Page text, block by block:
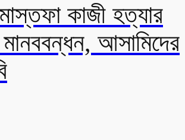
কাজী হত্যার
মানববন্ধন, আসামিদের